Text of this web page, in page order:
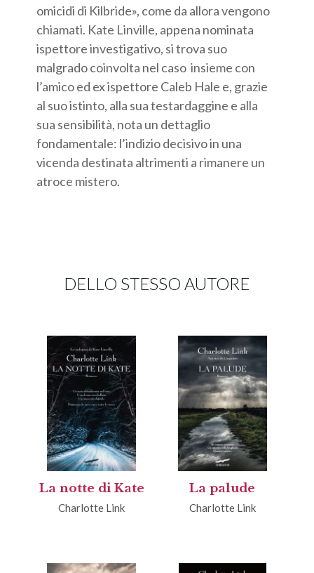
omicidi di Kilbride», come da allora vengono
chiamati. Kate Linville, appena nominata
ispettore investigativo, si trova suo
malgrado coinvolta nel caso insieme con
l’amico ed ex ispettore Caleb Hale e, grazie
al suo istinto, alla sua testardaggine e alla
sua sensibilità, nota un dettaglio
fondamentale: l’indizio decisivo in una
vicenda destinata altrimenti a rimanere un
atroce mistero.
DELLO STESSO AUTORE
La notte di Kate
Charlotte Link
La palude
Charlotte Link